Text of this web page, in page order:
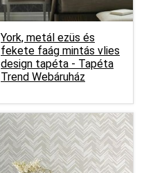
York, metál ezüs és
fekete faág mintás vlies
design tapéta - Tapéta
Trend Webáruház